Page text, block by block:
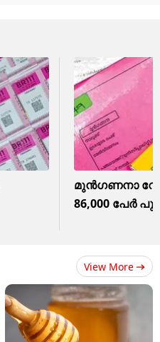
മുൻഗണനാ
86,000 പേർ
View More